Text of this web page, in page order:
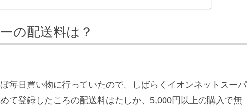
の配送料は？
毎日買い物に行っていたので、しばらくイオンネットスーパ
て登録したころの配送料はたしか、5,000円以上の購入で無